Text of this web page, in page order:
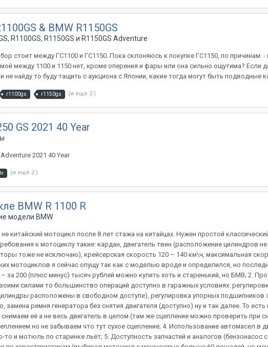
& BMW R1150GS
R1100GS, R1150GS и R1150GS Adventure
стоит между ГС1100 и ГС1150. Пока склоняюсь к покупке ГС1150, по
между 1100 и 1150 нет, кроме оперения и фары или она сильно ощутима? Если
найду то буду тащить с аукциона с Японии, какие тогда могут быть подводные
r1100gs r1150gs (и ещё 2 )
GS 2021 40 Year
2021 40 Year
(и ещё 2 )
BMW R 1100 R
модели BMW
китайский мотоцикл после 8 лет стажа на китайцах. Нужен простой
к мотоциклу такие: кардан, двигатель твин (расположение цилиндров
тоже не исключаю), крейсерская скорость 120 – 140 км\ч, максимальная
мотоциклов я сейчас опущу так как с моделью вроде и определился, но
за 200 (плюс минус) тысяч рублей можно купить хоть и старенький, но БМВ; 2.
силами то большинство операций доступно в гаражных условиях:
расположены в свободном доступе), регулировка упорных подшипников
замена ремня генератора без снятия двигателя (доступно) ну и так далее. То
её а не весь двигатель в целом (там же сцепление можно проверить при
но не забываем что тут сухое сцепление; 4. Использование автомасел в
и мотюль по старинке льёт; 5. Доступность запчастей и аналогов